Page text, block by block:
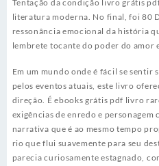
Tentação da condição livro grátis
literatura moderna. No final, foi 80
ressonância emocional da história
lembrete tocante do poder do amor
Em um mundo onde é fácil se sentir
pelos eventos atuais, este livro
direção. É ebooks grátis pdf livro
exigências de enredo e
narrativa que é ao mesmo tempo
rio que flui suavemente para seu
parecia curiosamente estagnado,